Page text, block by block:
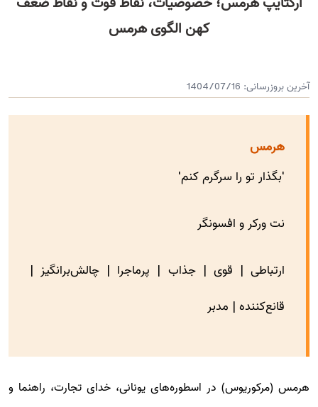
کهن الگوی هرمس
آخرین بروزرسانی: 1404/07/16
هرمس
'بگذار تو را سرگرم کنم'
نت ورکر و افسونگر
ارتباطی | قوی | جذاب | پرماجرا | چالش‌برانگیز |
قانع‌کننده | مدبر
هرمس (مرکوریوس) در اسطوره‌های یونانی، خدای تجارت، راهنما و